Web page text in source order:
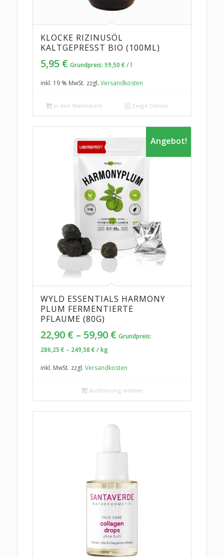
KLOCKE RIZINUSÖL
KALTGEPRESST BIO (100ML)
5,95 € Grundpreis: 59,50 € /l
inkl. 19 % MwSt. zzgl. Versandkosten
In den Warenkorb Zeige Details
WYLD ESSENTIALS HARMONY
PLUM FERMENTIERTE
PFLAUME (80G)
22,90 €– 59,90 €
Angebot!
Grundpreis:
286,25 € – 249,58 € /kg
inkl. MwSt. zzgl. Versandkosten
Ausführung wählen